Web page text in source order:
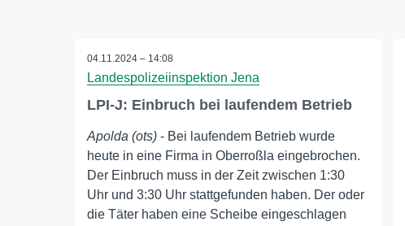
04.11.2024 – 14:08
Landespolizeiinspektion Jena
LPI-J: Einbruch bei laufendem Betrieb
Apolda (ots) - Bei laufendem Betrieb wurde
heute in eine Firma in Oberroßla eingebrochen.
Der Einbruch muss in der Zeit zwischen 1:30
Uhr und 3:30 Uhr stattgefunden haben. Der oder
die Täter haben eine Scheibe eingeschlagen